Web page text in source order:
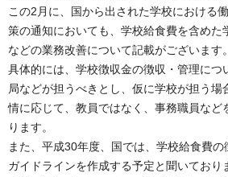
この2月に、国から出された学校における
策の通知においても、学校給食費を含めた
などの業務改善について記載がございます。
具体的には、学校徴収金の徴収・管理につ
局などが担うべきとし、仮に学校が担う場
情に応じて、教員ではなく、事務職員など
ります。
また、平成30年度、国では、学校給食費
ガイドラインを作成する予定と聞いており